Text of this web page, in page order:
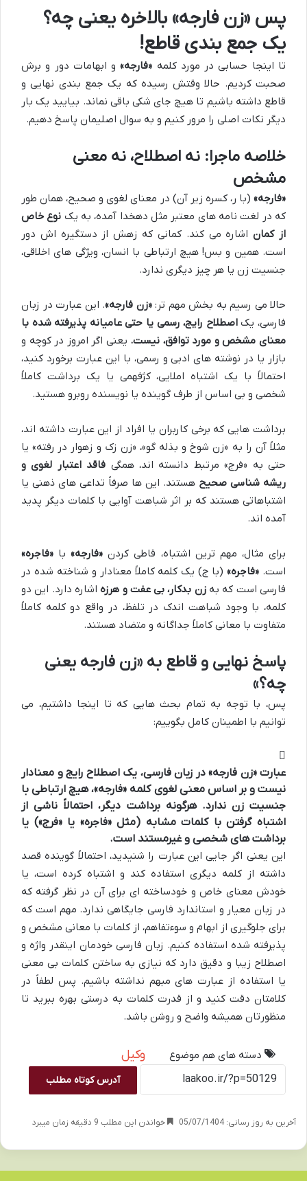
پس «زن فارجه» بالاخره یعنی چه؟
یک جمع بندی قاطع!
تا اینجا حسابی در مورد کلمه «فارجه»و ابهامات دور و برش
صحبت کردیم. حالا وقتش رسیده که یک جمع بندی نهایی و
قاطع داشته باشیم تا هیچ جای شکی باقی نماند. بیایید یک بار
دیگر نکات اصلی را مرور کنیم و به سوال اصلیمان پاسخ دهیم.
خلاصه ماجرا: نه اصطلاح، نه معنی
مشخص
«فارجه» (با ر، کسره زیر آن) در معنای لغوی و صحیح، همان طور
که در لغت نامه های معتبر مثل دهخدا آمده، به یک نوع خاص
از کماناشاره می کند. کمانی که زهش از دستگیره اش دور
است. همین و بس! هیچ ارتباطی با انسان، ویژگی های اخلاقی،
جنسیت زن یا هر چیز دیگری ندارد.
حالا می رسیم به بخش مهم تر:«زن فارجه». این عبارت در زبان
فارسی، یکاصطلاح رایج، رسمی یا حتی عامیانه پذیرفته شده با
معنای مشخص و مورد توافق، نیست. یعنی اگر امروز در کوچه و
بازار یا در نوشته های ادبی و رسمی، با این عبارت برخورد کنید،
احتمالاً با یک اشتباه املایی، کژفهمی یا یک برداشت کاملاً
شخصی و بی اساس از طرف گوینده یا نویسنده روبرو هستید.
برداشت هایی که برخی کاربران یا افراد از این عبارت داشته اند،
مثلاً آن را به «زن شوخ و بذله گو»، «زن زک و زهوار در رفته» یا
حتی به «فرج» مرتبط دانسته اند، همگی فاقد اعتبار لغوی و
ریشه شناسی صحیح هستند. این ها صرفاً تداعی های ذهنی یا
اشتباهاتی هستند که بر اثر شباهت آوایی با کلمات دیگر پدید
آمده اند.
برای مثال، مهم ترین اشتباه، قاطی کردن «فارجه»با «فاجره»
است. «فاجره»(با ج) یک کلمه کاملاً معنادار و شناخته شده در
فارسی است که بهزن بدکار، بی عفت و هرزهاشاره دارد. این دو
کلمه، با وجود شباهت اندک در تلفظ، در واقع دو کلمه کاملاً
متفاوت با معانی کاملاً جداگانه و متضاد هستند.
پاسخ نهایی و قاطع به «زن فارجه یعنی
چه؟»
پس، با توجه به تمام بحث هایی که تا اینجا داشتیم، می
توانیم با اطمینان کامل بگوییم:
عبارت «زن فارجه» در زبان فارسی، یک اصطلاح رایج و معنادار
نیست و بر اساس معنی لغوی کلمه «فارجه»، هیچ ارتباطی با
جنسیت زن ندارد. هرگونه برداشت دیگر، احتمالاً ناشی از
اشتباه گرفتن با کلمات مشابه (مثل «فاجره» یا «فرج») یا
برداشت های شخصی و غیرمستند است.
این یعنی اگر جایی این عبارت را شنیدید، احتمالاً گوینده قصد
داشته از کلمه دیگری استفاده کند و اشتباه کرده است، یا
خودش معنای خاص و خودساخته ای برای آن در نظر گرفته که
در زبان معیار و استاندارد فارسی جایگاهی ندارد. مهم است که
برای جلوگیری از ابهام و سوءتفاهم، از کلمات با معانی مشخص و
پذیرفته شده استفاده کنیم. زبان فارسی خودمان اینقدر واژه و
اصطلاح زیبا و دقیق دارد که نیازی به ساختن کلمات بی معنی
یا استفاده از عبارت های مبهم نداشته باشیم. پس لطفاً در
کلامتان دقت کنید و از قدرت کلمات به درستی بهره ببرید تا
منظورتان همیشه واضح و روشن باشد.
دسته های هم موضوع وکیل
آدرس کوتاه مطلب
آخرین به روز رسانی: 05/07/1404 خواندن این مطلب 9 دقیقه زمان میبرد